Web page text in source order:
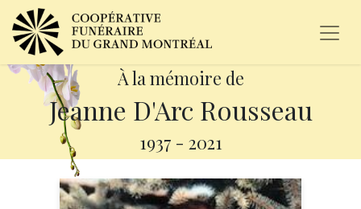
À la mémoire de
Jeanne D'Arc Rousseau
1937 - 2021